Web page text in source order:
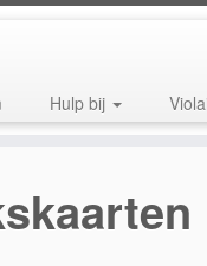
Hulp bij